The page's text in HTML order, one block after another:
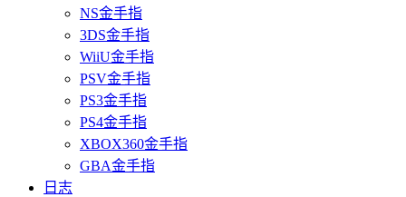
NS金手指
3DS金手指
WiiU金手指
PSV金手指
PS3金手指
PS4金手指
XBOX360金手指
GBA金手指
日志